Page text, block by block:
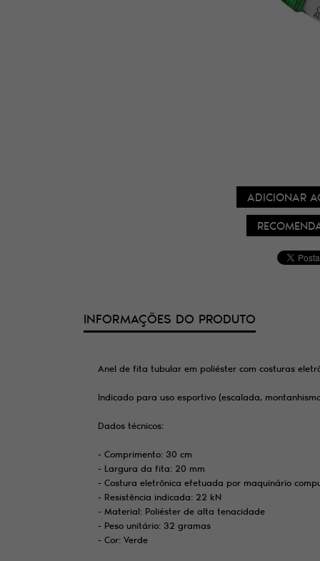
ADICIONAR
INFORMAÇÕES DO PRODUTO
Anel de fita tubular em poliéster com costuras
Indicado para uso esportivo (escalada,
Dados técnicos:
- Comprimento: 30 cm
- Largura da fita: 20 mm
- Costura eletrônica efetuada por maquinário
- Resistência indicada: 22 kN
- Material: Poliéster de alta tenacidade
- Peso unitário: 32 gramas
- Cor: Verde